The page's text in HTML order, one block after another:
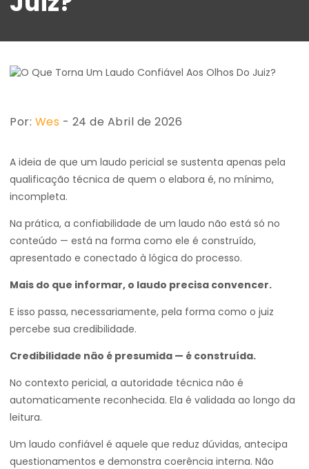
Por: Wes - 24 de Abril de 2026
A ideia de que um laudo pericial se sustenta apenas pela
qualificação técnica de quem o elabora é, no mínimo,
incompleta.
Na prática, a confiabilidade de um laudo não está só no
conteúdo — está na forma como ele é construído,
apresentado e conectado à lógica do processo.
Mais do que informar, o laudo precisa convencer.
E isso passa, necessariamente, pela forma como o juiz
percebe sua credibilidade.
Credibilidade não é presumida — é construída.
No contexto pericial, a autoridade técnica não é
automaticamente reconhecida. Ela é validada ao longo da
leitura.
Um laudo confiável é aquele que reduz dúvidas, antecipa
questionamentos e demonstra coerência interna. Não